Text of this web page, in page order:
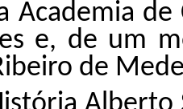
Academia
e, de um
de